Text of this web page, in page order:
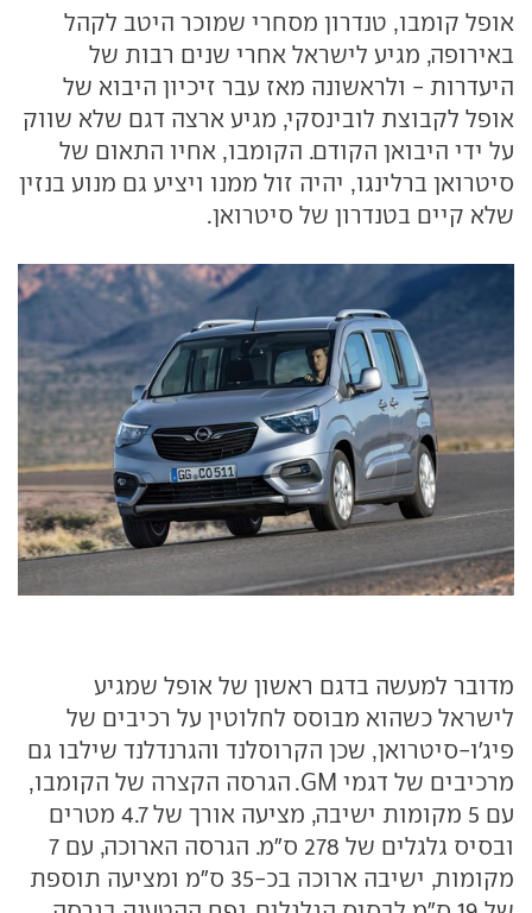
אופל קומבו, טנדרון מסחרי שמוכר היטב לקהל
באירופה, מגיע לישראל אחרי שנים רבות של
היעדרות - ולראשונה מאז עבר זיכיון היבוא של
אופל לקבוצת לובינסקי, מגיע ארצה דגם שלא שווק
על ידי היבואן הקודם. הקומבו, אחיו התאום של
סיטרואן ברלינגו, יהיה זול ממנו ויציע גם מנוע בנזין
שלא קיים בטנדרון של סיטרואן.
מדובר למעשה בדגם ראשון של אופל שמגיע
לישראל כשהוא מבוסס לחלוטין על רכיבים של
פיג'ו-סיטרואן, שכן הקרוסלנד והגרנדלנד שילבו גם
מרכיבים של דגמי GM. הגרסה הקצרה של הקומבו,
עם 5 מקומות ישיבה, מציעה אורך של 4.7 מטרים
ובסיס גלגלים של 278 ס"מ. הגרסה הארוכה, עם 7
מקומות, ישיבה ארוכה בכ-35 ס"מ ומציעה תוספת